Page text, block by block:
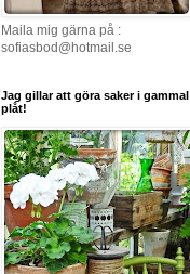
Maila mig gärna på :
sofiasbod@hotmail.se
Jag gillar att göra saker i gammal
plåt!